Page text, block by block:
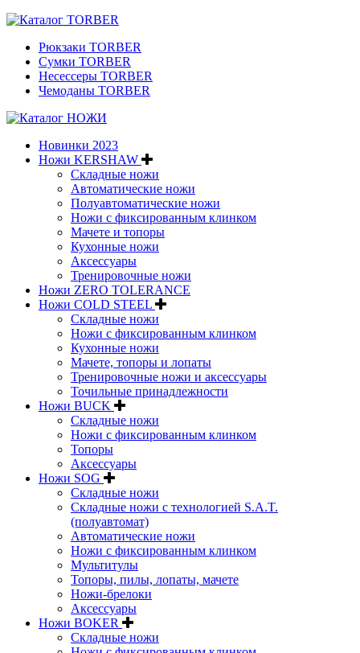
Рюкзаки TORBER
Сумки TORBER
Несессеры TORBER
Чемоданы TORBER
Новинки 2023
Ножи KERSHAW
Складные ножи
Автоматические ножи
Полуавтоматические ножи
Ножи с фиксированным клинком
Мачете и топоры
Кухонные ножи
Аксессуары
Тренировочные ножи
Ножи ZERO TOLERANCE
Ножи COLD STEEL
Складные ножи
Ножи с фиксированным клинком
Кухонные ножи
Мачете, топоры и лопаты
Тренировочные ножи и аксессуары
Точильные принадлежности
Ножи BUCK
Складные ножи
Ножи с фиксированным клинком
Топоры
Аксессуары
Ножи SOG
Складные ножи
Складные ножи с технологией S.A.T.
(полуавтомат)
Автоматические ножи
Ножи с фиксированным клинком
Мультитулы
Топоры, пилы, лопаты, мачете
Ножи-брелоки
Аксессуары
Ножи BOKER
Складные ножи